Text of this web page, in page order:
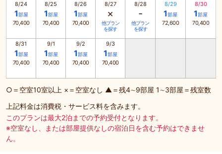
8/24
1部屋
70,400
8/25
1部屋
70,400
8/26
1部屋
70,400
8/27
×
他プラン
を探す
8/28
-
他プラン
を探す
8/29
1部屋
72,600
8/30
1部屋
70,400
8/31
1部屋
70,400
9/1
1部屋
70,400
9/2
1部屋
70,400
9/3
1部屋
70,400
○＝空室10室以上 ×＝空室なし ▲＝残4∼9部屋 1∼3部屋＝残室数
上記料金は消費税・サービス料を含みます。
このプランは最大2泊までの予約受付となります。
※空室なし、または部屋提供なしの宿泊日を含む予約はできませ
ん。